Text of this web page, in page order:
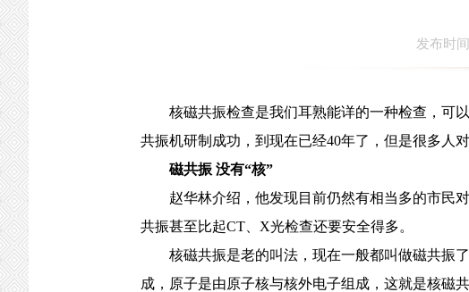
发布时
核磁共振检查是我们耳熟能详的一种检查，可以
共振机研制成功，到现在已经40年了，但是很多人
磁共振 没有“核”
赵华林介绍，他发现目前仍然有相当多的市民对
共振甚至比起CT、X光检查还要安全得多。
核磁共振是老的叫法，现在一般都叫做磁共振了
成，原子是由原子核与核外电子组成，这就是核磁